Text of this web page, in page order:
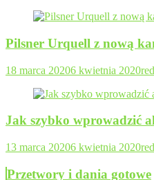
Pilsner Urquell z nową
18 marca 20206 kwietnia 2020
Jak szybko wprowadzić
13 marca 20206 kwietnia 2020
Przetwory i dania gotowe